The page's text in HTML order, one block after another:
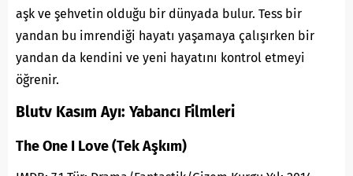
aşk ve şehvetin olduğu bir dünyada bulur. Tess bir
yandan bu imrendiği hayatı yaşamaya çalışırken bir
yandan da kendini ve yeni hayatını kontrol etmeyi
öğrenir.
Blutv Kasım Ayı: Yabancı Filmleri
The One I Love (Tek Aşkım)